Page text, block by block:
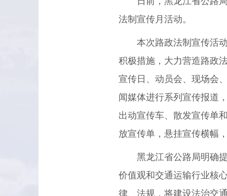
法制宣传月活动。
本次路政法制宣传活动
积极措施，大力营造路政
宣传日、动员会、现场会
闻媒体进行系列宣传报道
出动宣传车、散发宣传单
放宣传单，悬挂宣传横幅
黑龙江省公路局明确提
价值观和交通运输行业核
律、法规，将建设法治交